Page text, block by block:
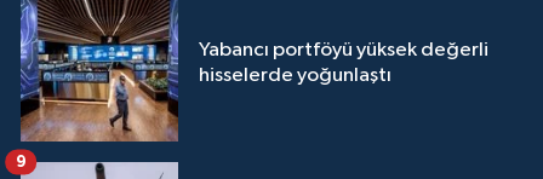
Yabancı portföyü yüksek değerli
hisselerde yoğunlaştı
9